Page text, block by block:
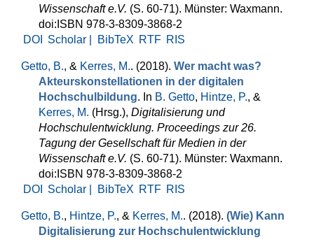
Wissenschaft e.V. (S. 60-71). Münster: Waxmann.
doi:ISBN 978-3-8309-3868-2
DOI
Scholar | BibTeX RTF RIS
Getto, B., & Kerres, M.. (2018). Wer macht was?
Akteurskonstellationen in der digitalen
Hochschulbildung. In B. Getto, Hintze, P., &
Kerres, M. (Hrsg.), Digitalisierung und
Hochschulentwicklung. Proceedings zur 26.
Tagung der Gesellschaft für Medien in der
Wissenschaft e.V. (S. 60-71). Münster: Waxmann.
doi:ISBN 978-3-8309-3868-2
DOI
Scholar | BibTeX RTF RIS
Getto, B., Hintze, P., & Kerres, M.. (2018). (Wie) Kann
Digitalisierung zur Hochschulentwicklung